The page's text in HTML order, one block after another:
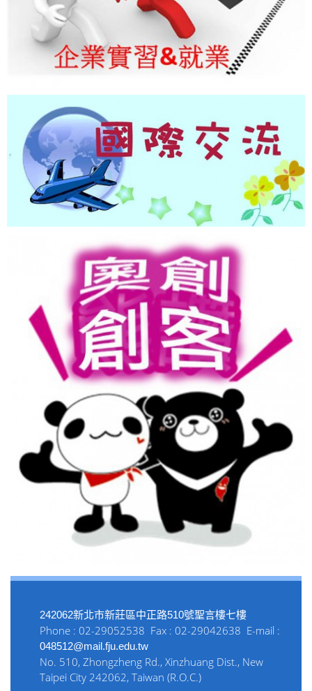
242062新北市新莊區中正路510號聖言樓七樓
Phone : 02-29052538 Fax : 02-29042638 E-mail :
048512@mail.fju.edu.tw
No. 510, Zhongzheng Rd., Xinzhuang Dist., New
Taipei City 242062, Taiwan (R.O.C.)